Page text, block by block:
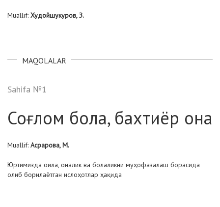
Muallif: Худойшукуров, З.
MAQOLALAR
Sahifa №1
Соғлом бола, бахтиёр она
Muallif: Асрарова, М.
Юртимизда оила, оналик ва болаликни муҳофазалаш борасида
олиб борилаётган ислоҳотлар ҳақида